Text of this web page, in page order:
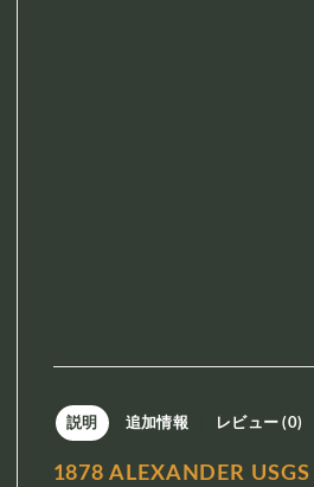
説明 追加情報 レビュー (0)
1878 ALEXANDER USGS